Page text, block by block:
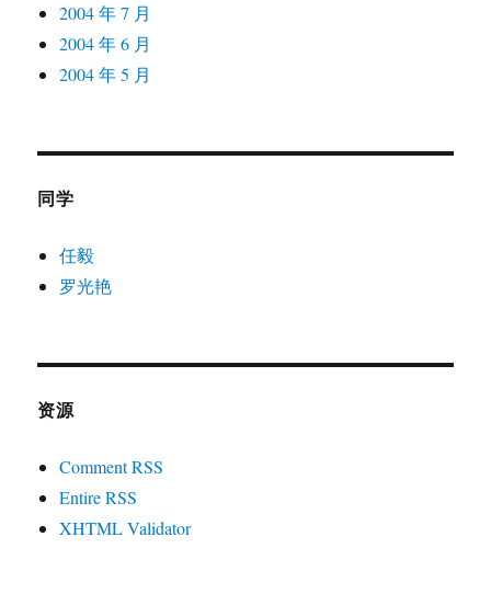
2004 年 7 月
2004 年 6 月
2004 年 5 月
同学
任毅
罗光艳
资源
Comment RSS
Entire RSS
XHTML Validator